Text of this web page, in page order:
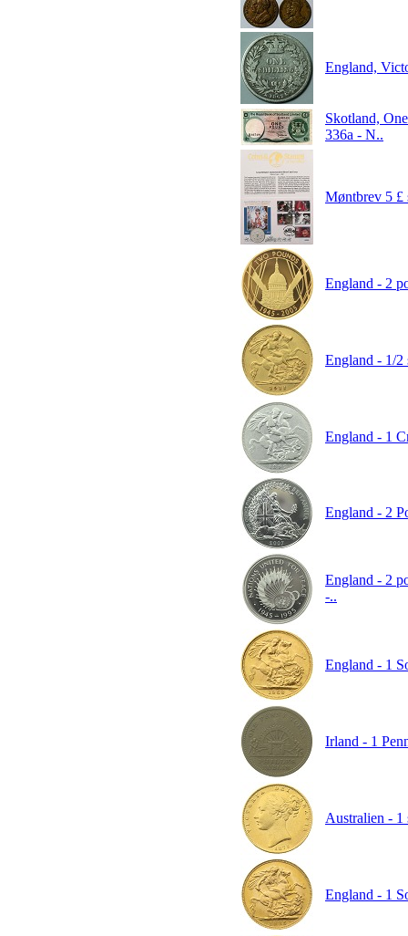
England,
Skotland,
336a - N..
Møntbrev 5 £
England - 2
England - 1/2
England - 1
England - 2
England - 2
-..
England - 1
Irland - 1
Australien - 1
England - 1